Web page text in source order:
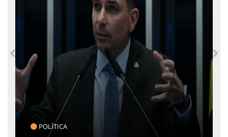
POLÍTICA